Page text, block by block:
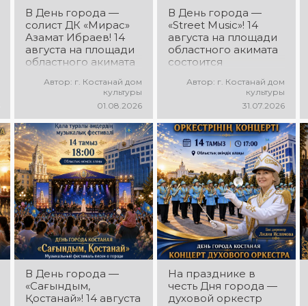
В День города —
солист ДК «Мирас»
Азамат Ибраев! 14
августа на площади
областного акимата
концертная
программа Азамата
Ибраева! Вас ждут
любимые песни,
яркое выступление,
мощная энергия и
праздничное
настроение!
Автор: г. Костанай дом
культуры
01.08.2026
В День города —
«Street Music»! 14
августа на площади
областного акимата
состоится
программа
коллективов города
«Street Music»! Вас
ждут современная
музыка, яркие
выступления,
мощная энергия и
праздничное
настроение!
Автор: г. Костанай дом
культуры
31.07.2026
В День города —
«Сағындым,
Қостанай»! 14 августа
На празднике в
честь Дня города —
духовой оркестр